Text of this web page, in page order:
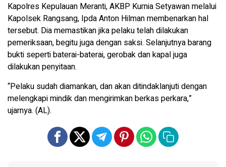
Kapolres Kepulauan Meranti, AKBP Kurnia Setyawan melalui
Kapolsek Rangsang, Ipda Anton Hilman membenarkan hal
tersebut. Dia memastikan jika pelaku telah dilakukan
pemeriksaan, begitu juga dengan saksi. Selanjutnya barang
bukti seperti baterai-baterai, gerobak dan kapal juga
dilakukan penyitaan.
“Pelaku sudah diamankan, dan akan ditindaklanjuti dengan
melengkapi mindik dan mengirimkan berkas perkara,”
ujarnya. (AL).